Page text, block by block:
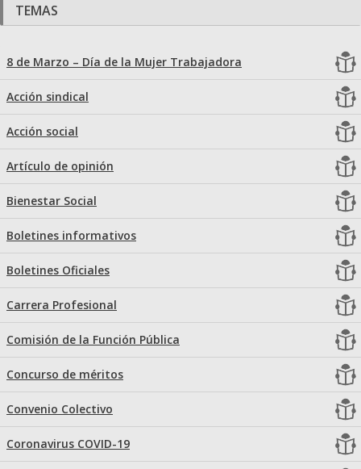
TEMAS
8 de Marzo – Día de la Mujer Trabajadora
Acción sindical
Acción social
Artículo de opinión
Bienestar Social
Boletines informativos
Boletines Oficiales
Carrera Profesional
Comisión de la Función Pública
Concurso de méritos
Convenio Colectivo
Coronavirus COVID-19